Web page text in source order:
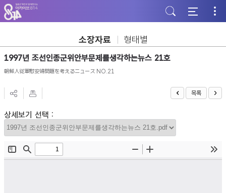
주
메
뉴
가
기
본
문
바
기
하
단
바
기
소장자료 형태별
1997년 조선인종군위안부문제를생각하는뉴스 21호
朝鮮人従軍慰安婦問題を考えるニュース NO.21
목록
상세보기 선택 :